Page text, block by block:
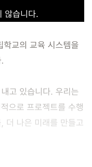
않습니다.
학교의 교육 시스템을
고 있습니다. 우리는
으로 프로젝트를 수행
더 나은 미래를 만들고